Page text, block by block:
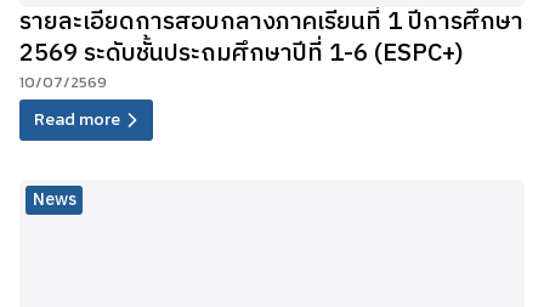
รายละเอียดการสอบกลางภาคเรียนที่ 1 ปีการศึกษา
2569 ระดับชั้นประถมศึกษาปีที่ 1-6 (ESPC+)
10/07/2569
Read more
News